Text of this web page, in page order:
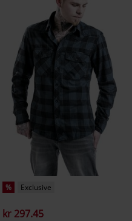
% Exclusive
kr 297.45